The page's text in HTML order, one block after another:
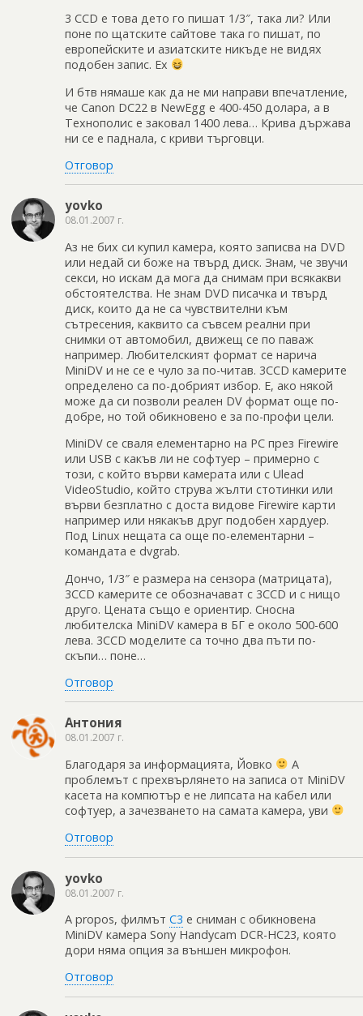
3 CCD е това дето го пишат 1/3″, така ли? Или
поне по щатските сайтове така го пишат, по
европейските и азиатските никъде не видях
подобен запис. Ех
И бтв нямаше как да не ми направи впечатление,
че Canon DC22 в NewEgg е 400-450 долара, а в
Технополис е заковал 1400 лева… Крива държава
ни се е паднала, с криви търговци.
Отговор
yovko
08.01.2007 г.
Аз не бих си купил камера, която записва на DVD
или недай си боже на твърд диск. Знам, че звучи
секси, но искам да мога да снимам при всякакви
обстоятелства. Не знам DVD писачка и твърд
диск, които да не са чувствителни към
сътресения, каквито са съвсем реални при
снимки от автомобил, движещ се по паваж
например. Любителският формат се нарича
MiniDV и не се е чуло за по-читав. 3CCD камерите
определено са по-добрият избор. Е, ако някой
може да си позволи реален DV формат още по-
добре, но той обикновено е за по-профи цели.
MiniDV се сваля елементарно на PC през Firewire
или USB с какъв ли не софтуер – примерно с
този, с който върви камерата или с Ulead
VideoStudio, който струва жълти стотинки или
върви безплатно с доста видове Firewire карти
например или някакъв друг подобен хардуер.
Под Linux нещата са още по-елементарни –
командата е dvgrab.
Дончо, 1/3″ е размера на сензора (матрицата),
3CCD камерите се обозначават с 3CCD и с нищо
друго. Цената също е ориентир. Сносна
любителска MiniDV камера в БГ е около 500-600
лева. 3CCD моделите са точно два пъти по-
скъпи… поне…
Отговор
Антония
08.01.2007 г.
Благодаря за информацията, Йовко
А
проблемът с прехвърлянето на записа от MiniDV
касета на компютър е не липсата на кабел или
софтуер, а зачезването на самата камера, уви
Отговор
yovko
08.01.2007 г.
A propos, филмът C3 е сниман с обикновена
MiniDV камера Sony Handycam DCR-HC23, която
дори няма опция за външен микрофон.
Отговор